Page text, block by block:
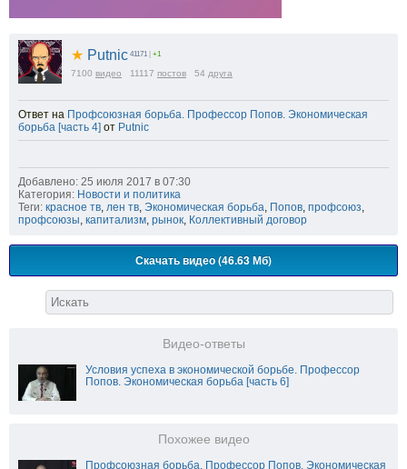
★ Putnic 41171 +1
7100 видео 11117 постов 54 друга
Ответ на Профсоюзная борьба. Профессор Попов. Экономическая
борьба [часть 4] от Putnic
Добавлено: 25 июля 2017 в 07:30
Категория: Новости и политика
Теги: красное тв, лен тв, Экономическая борьба, Попов, профсоюз,
профсоюзы, капитализм, рынок, Коллективный договор
Скачать видео (46.63 Мб)
Видео-ответы
Условия успеха в экономической борьбе. Профессор
Попов. Экономическая борьба [часть 6]
Похожее видео
Профсоюзная борьба. Профессор Попов. Экономическая